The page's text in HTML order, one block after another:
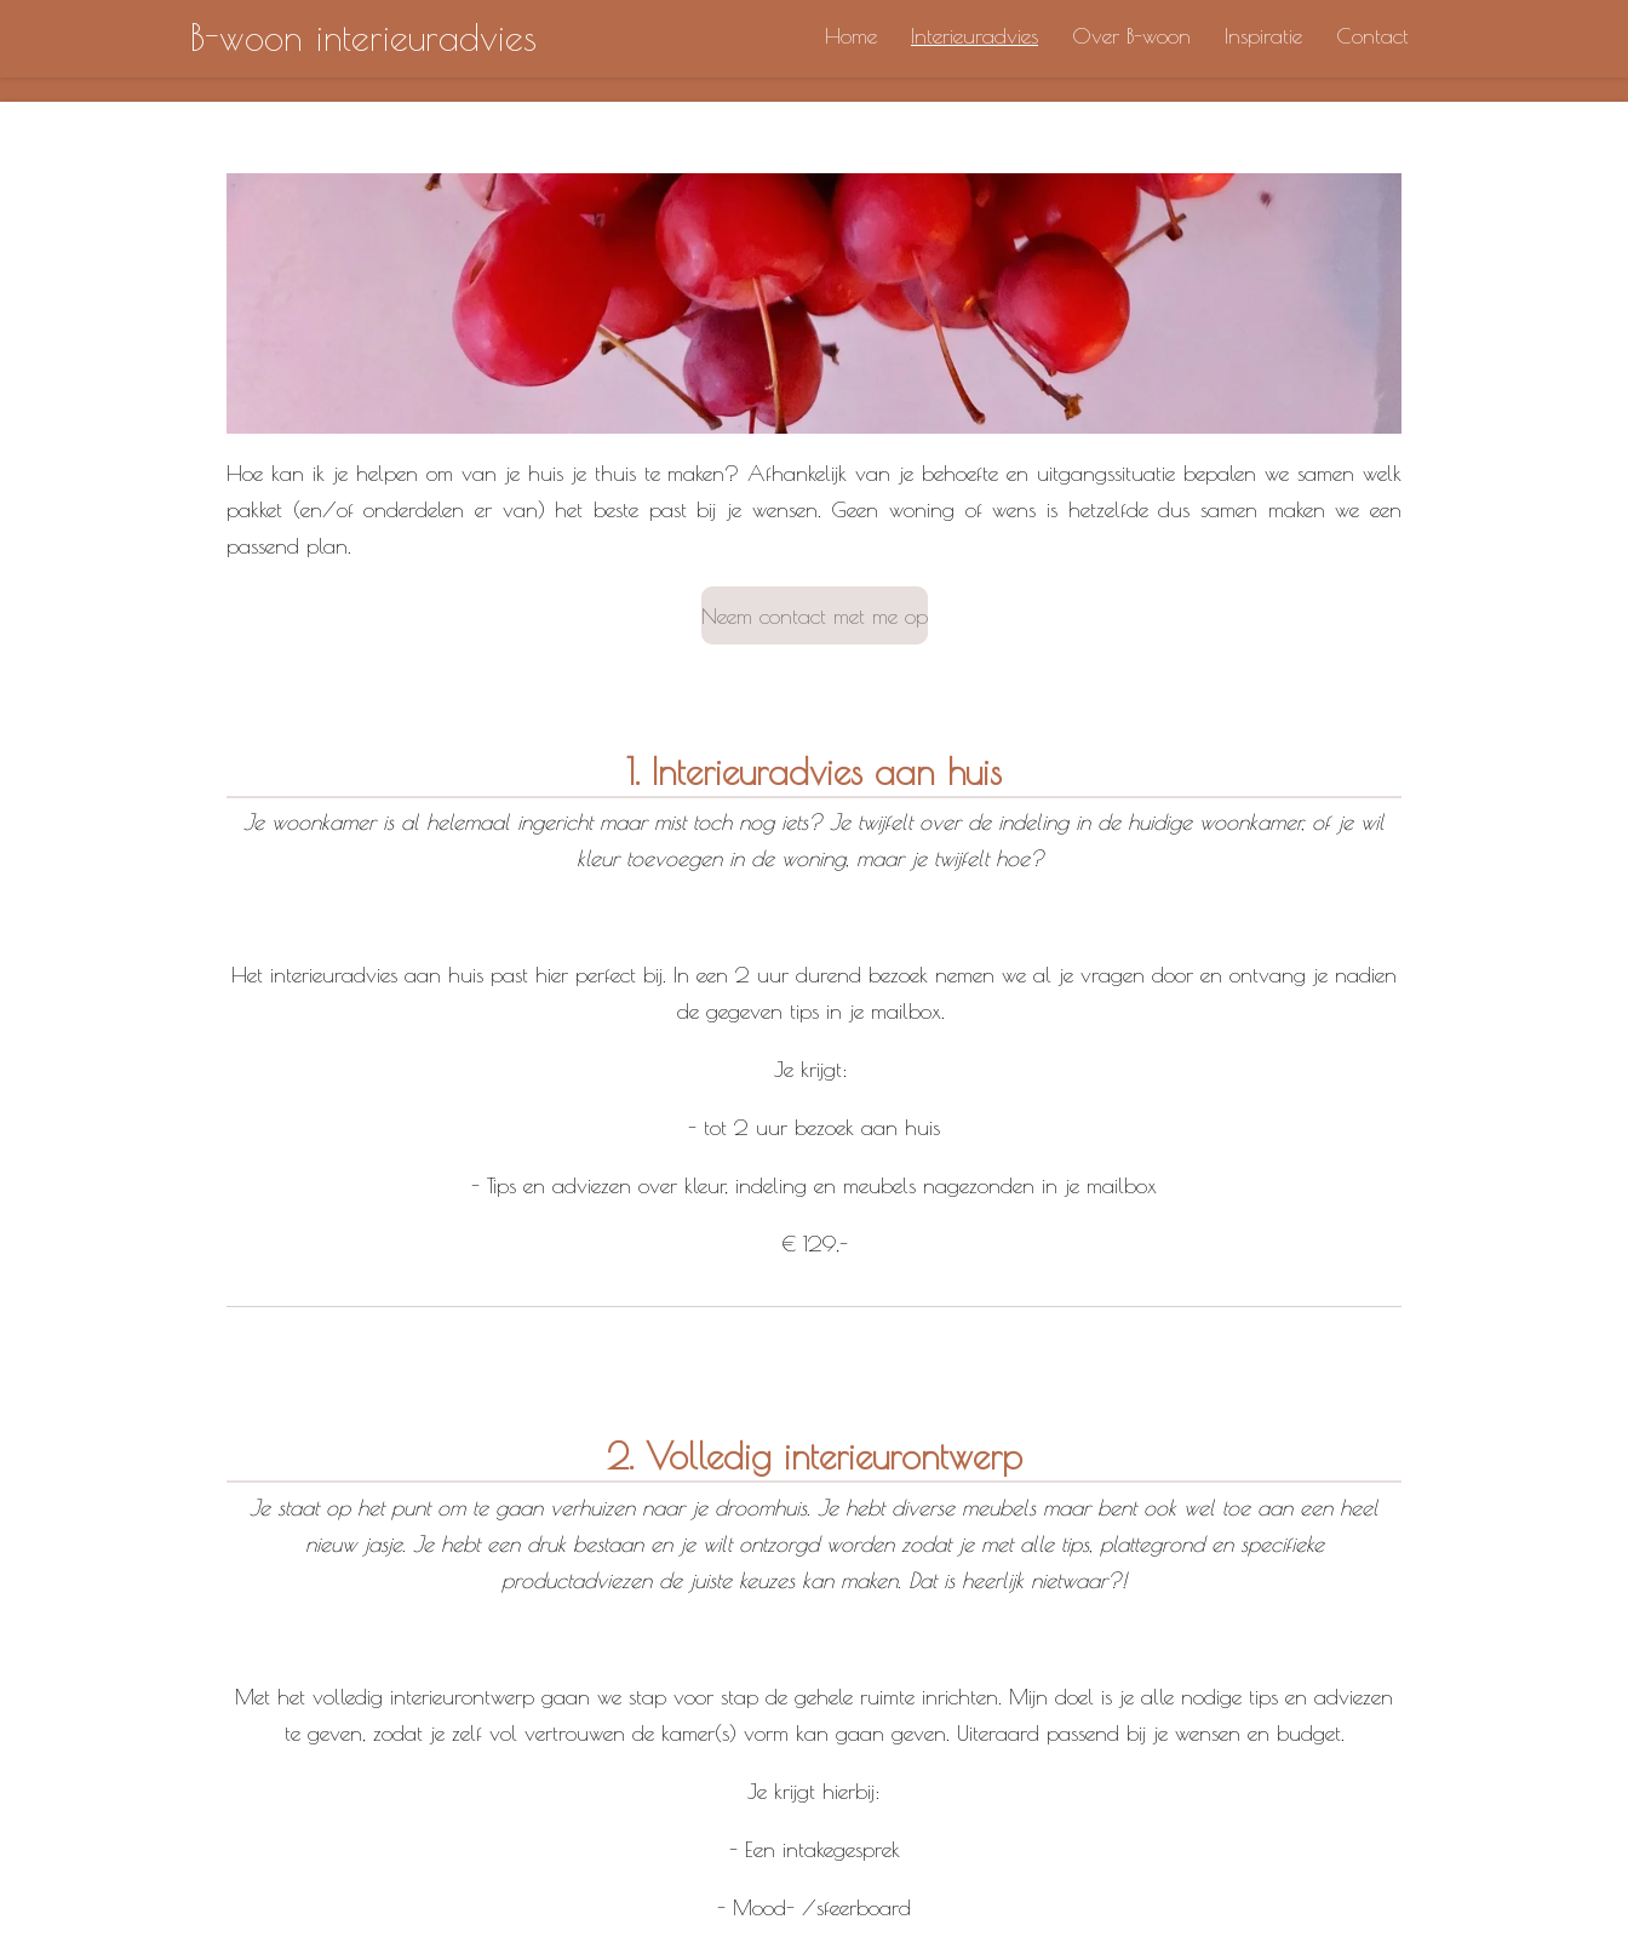
naar
B-woon interieuradvies Home Interieuradvies Over B-woon Inspiratie Contact
Hoe kan ik je helpen om van je huis je thuis te maken? Afhankelijk van je behoefte en uitgangssituatie bepalen we samen welk
pakket (en/of onderdelen er van) het beste past bij je wensen. Geen woning of wens is hetzelfde dus samen maken we een
passend plan.
Neem contact met me op
1. Interieuradvies aan huis
Je woonkamer is al helemaal ingericht maar mist toch nog iets? Je twijfelt over de indeling in de huidige woonkamer, of je wil
kleur toevoegen in de woning, maar je twijfelt hoe?
Het interieuradvies aan huis past hier perfect bij. In een 2 uur durend bezoek nemen we al je vragen door en ontvang je nadien
de gegeven tips in je mailbox.
Je krijgt:
- tot 2 uur bezoek aan huis
- Tips en adviezen over kleur, indeling en meubels nagezonden in je mailbox
€ 129,-
2. Volledig interieurontwerp
Je staat op het punt om te gaan verhuizen naar je droomhuis. Je hebt diverse meubels maar bent ook wel toe aan een heel
nieuw jasje. Je hebt een druk bestaan en je wilt ontzorgd worden zodat je met alle tips, plattegrond en specifieke
productadviezen de juiste keuzes kan maken. Dat is heerlijk nietwaar?!
Met het volledig interieurontwerp gaan we stap voor stap de gehele ruimte inrichten. Mijn doel is je alle nodige tips en adviezen
te geven, zodat je zelf vol vertrouwen de kamer(s) vorm kan gaan geven. Uiteraard passend bij je wensen en budget.
Je krijgt hierbij:
- Een intakegesprek
- Mood- /sfeerboard